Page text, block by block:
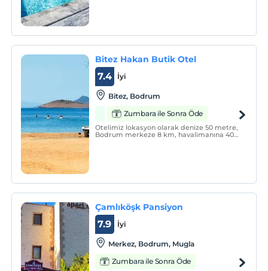
Bitez Hakan Butik Otel
İyi
7.4
Bitez, Bodrum
Zumbara ile Sonra Öde
Otelimiz lokasyon olarak denize 50 metre,
Bodrum merkeze 8 km, havalimanına 40
Çamlıköşk Pansiyon
İyi
7.9
Merkez, Bodrum, Mugla
Zumbara ile Sonra Öde